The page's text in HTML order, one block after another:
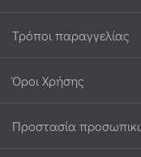
Τρόποι παραγγελίας
Όροι Χρήσης
Προστασία